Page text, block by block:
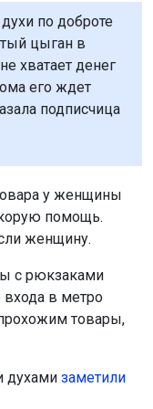
по доброте
цыган в
хватает денег
его ждет
подписчица
у женщины
помощь.
женщину.
с рюкзаками
входа в метро
товары,
духами заметили